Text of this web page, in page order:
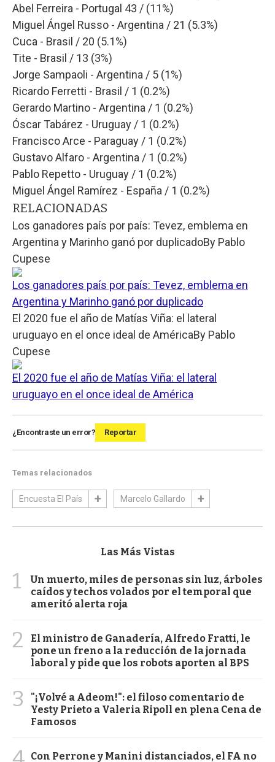
Abel Ferreira - Portugal 43 / (11%)
Miguel Ángel Russo - Argentina / 21 (5.3%)
Cuca - Brasil / 20 (5.1%)
Tite - Brasil / 13 (3%)
Jorge Sampaoli - Argentina / 5 (1%)
Ricardo Ferretti - Brasil / 1 (0.2%)
Gerardo Martino - Argentina / 1 (0.2%)
Óscar Tabárez - Uruguay / 1 (0.2%)
Francisco Arce - Paraguay / 1 (0.2%)
Gustavo Alfaro - Argentina / 1 (0.2%)
Pablo Repetto - Uruguay / 1 (0.2%)
Miguel Ángel Ramírez - España / 1 (0.2%)
RELACIONADAS
Los ganadores país por país: Tevez, emblema en
Argentina y Marinho ganó por duplicadoBy Pablo
Cupese
Los ganadores país por país: Tevez, emblema en
Argentina y Marinho ganó por duplicado
El 2020 fue el año de Matías Viña: el lateral
uruguayo en el once ideal de AméricaBy Pablo
Cupese
El 2020 fue el año de Matías Viña: el lateral
uruguayo en el once ideal de América
¿Encontraste un error? Reportar
Temas relacionados
Encuesta El País Marcelo Gallardo
Las Más Vistas
1
Un muerto, miles de personas sin luz, árboles
caídos y techos volados por el temporal que
ameritó alerta roja
2
El ministro de Ganadería, Alfredo Fratti, le
pone un freno a la reducción de la jornada
laboral y pide que los robots aporten al BPS
3
"¡Volvé a Adeom!": el filoso comentario de
Yesty Prieto a Valeria Ripoll en plena Cena de
Famosos
Con Perrone y Manini distanciados, el FA no